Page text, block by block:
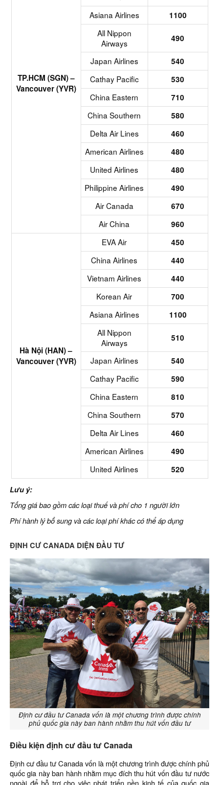
TP.HCM (SGN) –
Vancouver (YVR)
Asiana Airlines
1100
All Nippon
Airways
490
Japan Airlines
540
Cathay Pacific
530
China Eastern
710
China Southern
580
Delta Air Lines
460
American Airlines
480
United Airlines
480
Philippine Airlines
490
Air Canada
670
Air China
960
Hà Nội (HAN) –
Vancouver (YVR)
EVA Air
450
China Airlines
440
Vietnam Airlines
440
Korean Air
700
Asiana Airlines
1100
All Nippon
Airways
510
Japan Airlines
540
Cathay Pacific
590
China Eastern
810
China Southern
570
Delta Air Lines
460
American Airlines
490
United Airlines
520
Lưu ý:
Tổng giá bao gồm các loại thuế và phí cho 1 người lớn
Phí hành lý bổ sung và các loại phí khác có thể áp dụng
ĐỊNH CƯ CANADA DIỆN ĐẦU TƯ
Định cư đầu tư Canada vốn là một chương trình được chính
phủ quốc gia này ban hành nhằm thu hút vốn đầu tư
Điều kiện định cư đầu tư Canada
Định cư đầu tư Canada vốn là một chương trình được chính phủ
quốc gia này ban hành nhằm mục đích thu hút vốn đầu tư nước
ngoài để hỗ trợ cho việc phát triển nền kinh tế của quốc gia